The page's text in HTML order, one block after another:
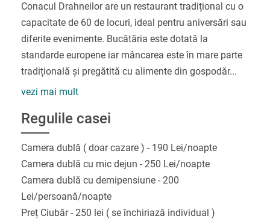
Conacul Drahneilor are un restaurant tradițional cu o
capacitate de 60 de locuri, ideal pentru aniversări sau
diferite evenimente. Bucătăria este dotată la
standarde europene iar mâncarea este în mare parte
tradițională și pregătită cu alimente din gospodăr...
vezi mai mult
Regulile casei
Camera dublă ( doar cazare ) - 190 Lei/noapte
Camera dublă cu mic dejun - 250 Lei/noapte
Camera dublă cu demipensiune - 200
Lei/persoană/noapte
Preț Ciubăr - 250 lei ( se închiriază individual )